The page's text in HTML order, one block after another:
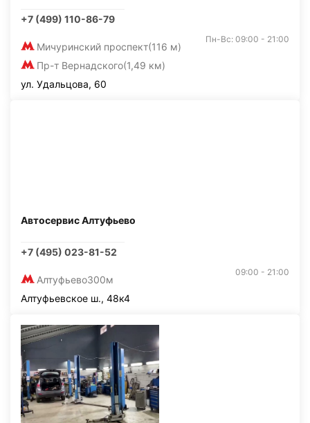
+7 (499) 110-86-79
Мичуринский проспект(116 м)
Пр-т Вернадского(1,49 км)
Пн-Вс: 09:00 - 21:00
ул. Удальцова, 60
Автосервис Алтуфьево
+7 (495) 023-81-52
Алтуфьево300м
09:00 - 21:00
Алтуфьевское ш., 48к4